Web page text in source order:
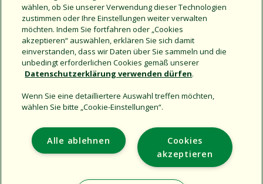
Modell-Vergleich
PPC-200X:Rohrabschneider
Support
Corporate
Additional Sites
wählen, ob Sie unserer Verwendung dieser Technologien
zustimmen oder Ihre Einstellungen weiter verwalten
möchten. Indem Sie fortfahren oder „Cookies
akzeptieren“ auswählen, erklären Sie sich damit
einverstanden, dass wir Daten über Sie sammeln und die
unbedingt erforderlichen Cookies gemäß unserer
Datenschutzerklärung verwenden dürfen.
Wenn Sie eine detailliertere Auswahl treffen möchten,
wählen Sie bitte „Cookie-Einstellungen“.
Cookies
akzeptieren
Alle ablehnen